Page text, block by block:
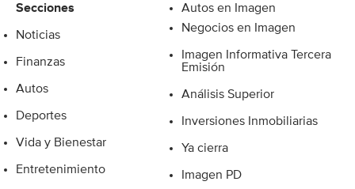
Secciones
Noticias
Finanzas
Autos
Deportes
Vida y Bienestar
Entretenimiento
Autos en Imagen
Negocios en Imagen
Imagen Informativa Tercera
Emisión
Análisis Superior
Inversiones Inmobiliarias
Ya cierra
Imagen PD